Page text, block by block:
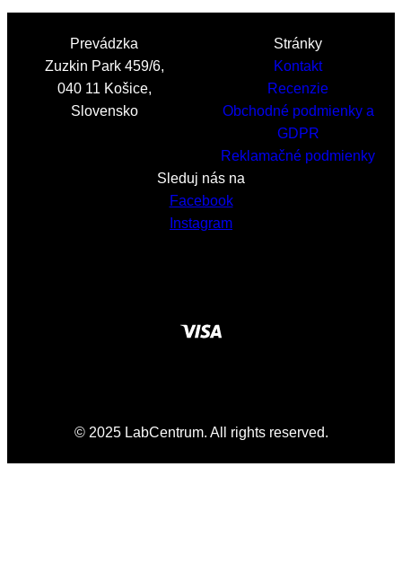
Prevádzka
Zuzkin Park 459/6,
040 11 Košice,
Slovensko
Stránky
Kontakt
Recenzie
Obchodné podmienky a
GDPR
Reklamačné podmienky
Sleduj nás na
Facebook
Instagram
© 2025 LabCentrum. All rights reserved.